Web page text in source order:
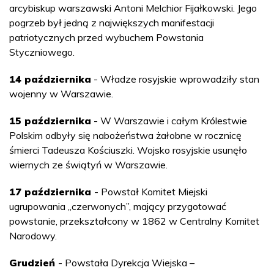
arcybiskup warszawski Antoni Melchior Fijałkowski. Jego
pogrzeb był jedną z największych manifestacji
patriotycznych przed wybuchem Powstania
Styczniowego.
14 października - Władze rosyjskie wprowadziły stan
wojenny w Warszawie.
15 października - W Warszawie i całym Królestwie
Polskim odbyły się nabożeństwa żałobne w rocznicę
śmierci Tadeusza Kościuszki. Wojsko rosyjskie usunęło
wiernych ze świątyń w Warszawie.
17 października - Powstał Komitet Miejski
ugrupowania „czerwonych”, mający przygotować
powstanie, przekształcony w 1862 w Centralny Komitet
Narodowy.
Grudzień - Powstała Dyrekcja Wiejska –